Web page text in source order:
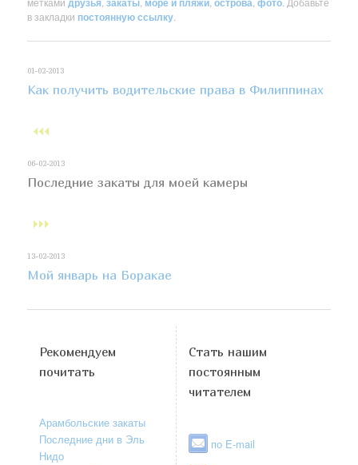
в закладки постоянную ссылку
01-02-2013
Как получить водительские права в Филиппинах
06-02-2013
Последние закаты для моей камеры
13-02-2013
Мой январь на Боракае
Рекомендуем
почитать
Арамбольские закаты
Последние дни в Эль
Нидо
Стать нашим
постоянным
читателем
по E-mail